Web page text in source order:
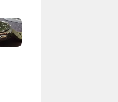
Nová generace